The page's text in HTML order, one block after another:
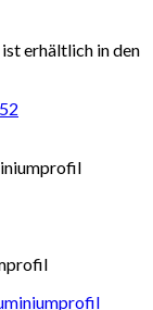
erhältlich in den